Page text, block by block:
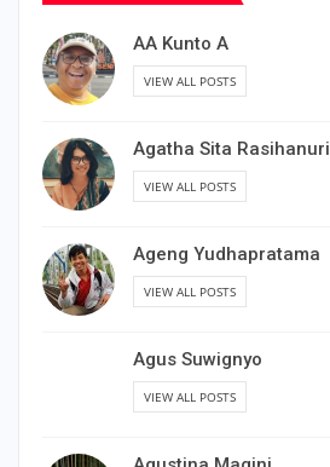
AA Kunto A
VIEW ALL POSTS
Agatha Sita Rasihanuri
VIEW ALL POSTS
Ageng Yudhapratama
VIEW ALL POSTS
Agus Suwignyo
VIEW ALL POSTS